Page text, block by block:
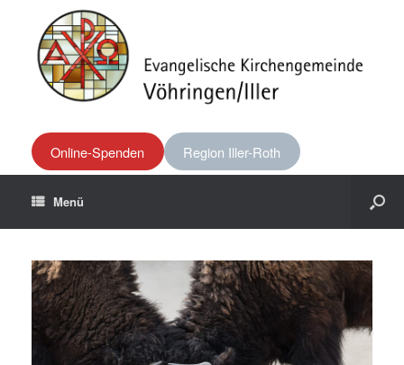
Online-Spenden Region Iller-Roth
Menü